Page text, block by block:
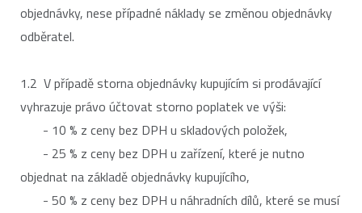
objednávky, nese případné náklady se změnou objednávky
odběratel.
1.2 V případě storna objednávky kupujícím si prodávající
vyhrazuje právo účtovat storno poplatek ve výši:
- 10 % z ceny bez DPH u skladových položek,
- 25 % z ceny bez DPH u zařízení, které je nutno
objednat na základě objednávky kupujícího,
- 50 % z ceny bez DPH u náhradních dílů, které se musí